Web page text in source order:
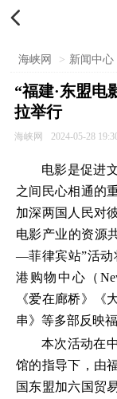

海峡网 > 新闻中心
“福建·东盟电
拉举行
海峡网 2024-05-28
电影是促进
之间民心相通的
加深两国人民对
电影产业的资源
—菲律宾站”活动
港购物中心（
《爱在廊桥》《
串》等多部反映
本次活动在
馆的指导下，由
国东盟加六国贸